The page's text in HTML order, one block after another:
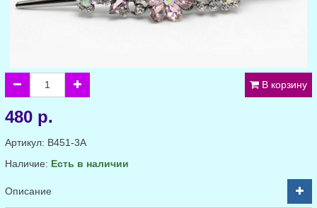
В корзину
480 р.
Артикул: B451-3A
Наличие: Есть в наличии
Описание